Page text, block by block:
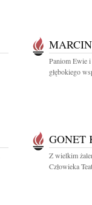
Paniom Ewie
głębokiego
GONET
Z wielkim
Człowieka